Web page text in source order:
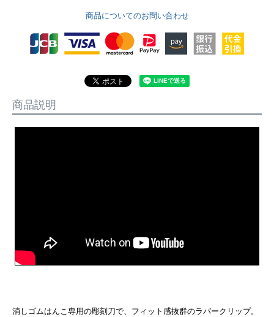
商品についてのお問い合わせ
商品説明
消しゴムはんこ専用の彫刻刀で、フィット感抜群のラバークリップ。